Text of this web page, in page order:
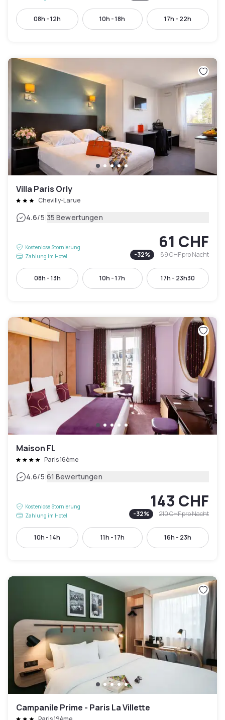
08h - 12h 10h - 18h 17h - 22h
Villa Paris Orly
Chevilly-Larue
4.6/5|35 Bewertungen
Kostenlose Stornierung
Zahlung im Hotel
61 CHF
-32% 89 CHFpro Nacht
08h - 13h 10h - 17h 17h - 23h30
Maison FL
Paris 16ème
4.6/5|61 Bewertungen
Kostenlose Stornierung
Zahlung im Hotel
143 CHF
-32% 210 CHFpro Nacht
10h - 14h 11h - 17h 16h - 23h
Campanile Prime - Paris La Villette